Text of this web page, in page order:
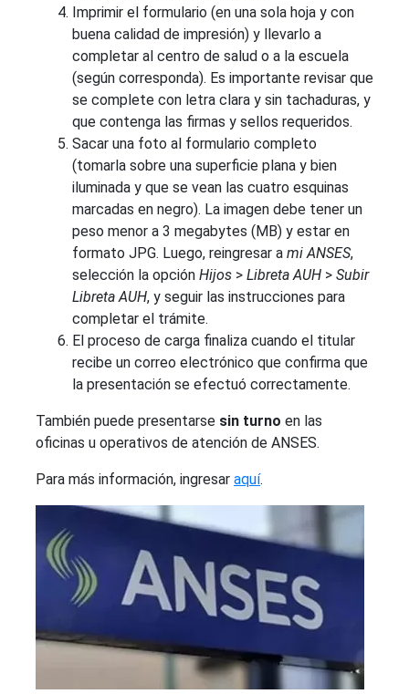
Imprimir el formulario (en una sola hoja y con
buena calidad de impresión) y llevarlo a
completar al centro de salud o a la escuela
(según corresponda). Es importante revisar que
se complete con letra clara y sin tachaduras, y
que contenga las firmas y sellos requeridos.
Sacar una foto al formulario completo
(tomarla sobre una superficie plana y bien
iluminada y que se vean las cuatro esquinas
marcadas en negro). La imagen debe tener un
peso menor a 3 megabytes (MB) y estar en
formato JPG. Luego, reingresar a mi ANSES,
selección la opción Hijos > Libreta AUH > Subir
Libreta AUH, y seguir las instrucciones para
completar el trámite.
El proceso de carga finaliza cuando el titular
recibe un correo electrónico que confirma que
la presentación se efectuó correctamente.
También puede presentarse sin turno en las
oficinas u operativos de atención de ANSES.
Para más información, ingresar aquí.